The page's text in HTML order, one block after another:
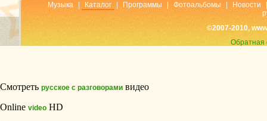
Музыка Каталог Программы Фотоальбомы Новости
©2007-2010,
Обратная
Смотреть русское с разговорами видео
Online video HD